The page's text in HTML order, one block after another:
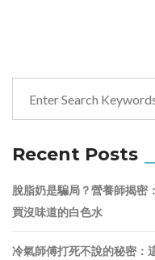
Recent Posts
脫脂奶是騙局？營養師揭密
買沒味道的白色水
冷氣師傅打死不說的秘密：